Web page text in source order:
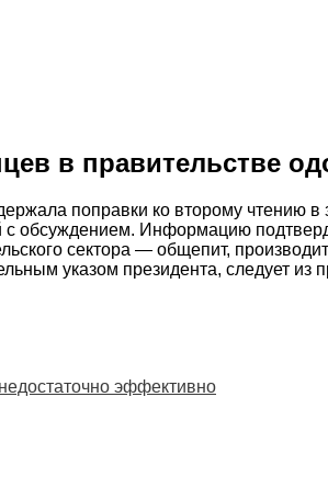
в правительстве
поправки ко второму чтению в
Информацию
сектора — общепит,
указом президента, следует из
эффективно